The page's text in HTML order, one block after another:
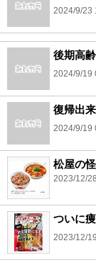
2024/9/23
後期高
2024/9/19
復帰出
2024/9/19
松屋の怪
2023/12/
ついに
2023/12/